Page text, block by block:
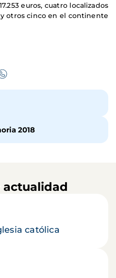
euros, cuatro localizados
otros cinco en el continente
2018
actualidad
católica